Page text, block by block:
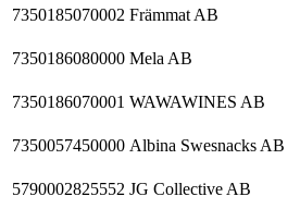
7350185070002 Främmat AB
7350186080000 Mela AB
7350186070001 WAWAWINES AB
7350057450000 Albina Swesnacks AB
5790002825552 JG Collective AB